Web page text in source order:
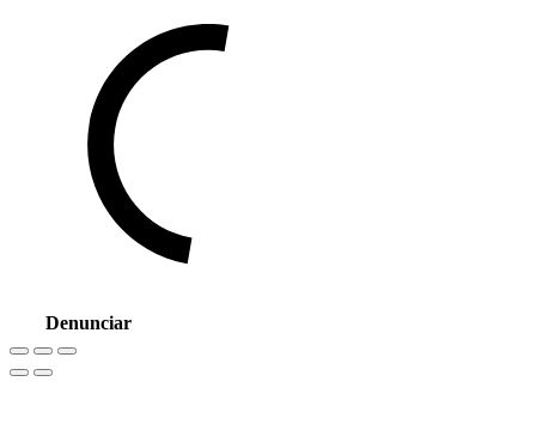
Denunciar